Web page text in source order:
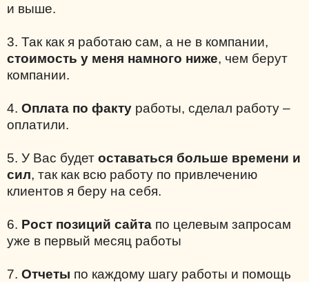
и выше.
3. Так как я работаю сам, а не в компании,
стоимость у меня намного ниже, чем берут
компании.
4. Оплата по факту работы, сделал работу –
оплатили.
5. У Вас будет оставаться больше времени и
сил, так как всю работу по привлечению
клиентов я беру на себя.
6. Рост позиций сайта по целевым запросам
уже в первый месяц работы
7. Отчеты по каждому шагу работы и помощь